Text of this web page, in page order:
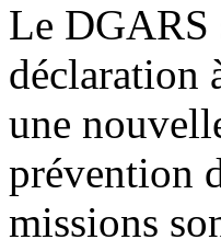
Le DGARS
déclaration
une
prévention
missions